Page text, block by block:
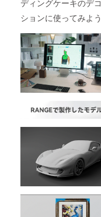
ディングケーキのデ
ションに使ってみよう